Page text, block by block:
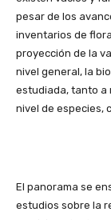
pesar de los
inventarios de
proyección de la
nivel general, la
estudiada, tanto a
nivel de especies,
El panorama se
estudios sobre la